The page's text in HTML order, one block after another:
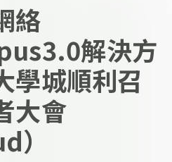
絡
解決方
學城順利召
大會